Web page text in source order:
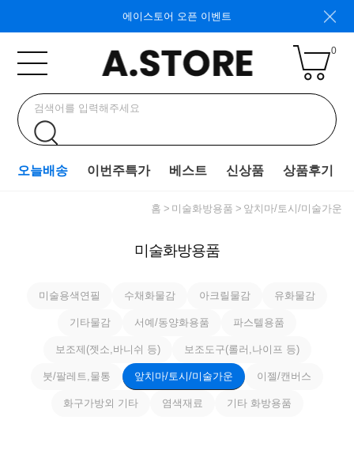
에이스토어 오픈 이벤트
0
오늘배송 이번주특가 베스트 신상품 상품후기
홈 미술화방용품 앞치마/토시/미술가운
미술화방용품
미술용색연필 수채화물감 아크릴물감 유화물감
기타물감 서예/동양화용품 파스텔용품
보조제(젯소,바니쉬 등) 보조도구(롤러,나이프 등)
붓/팔레트,물통 앞치마/토시/미술가운 이젤/캔버스
화구가방외 기타 염색재료 기타 화방용품